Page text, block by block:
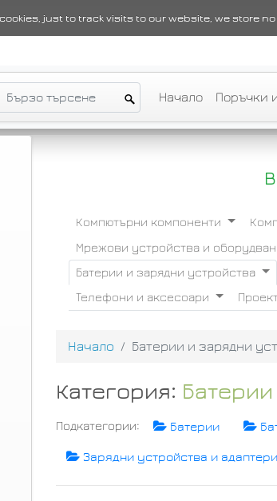
just to track visits to our website, we store
Начало Поръчки
Компютърни компоненти
Мрежови устройства и
Батерии и зарядни устройства
Телефони и аксесоари
Начало Батерии и зарядни
Категория:
Подкатегории: Батерии
Зарядни устройства и адаптери